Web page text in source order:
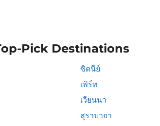
Pick Destinations
ซิดนีย์
เพิร์ท
เวียนนา
สุราบายา